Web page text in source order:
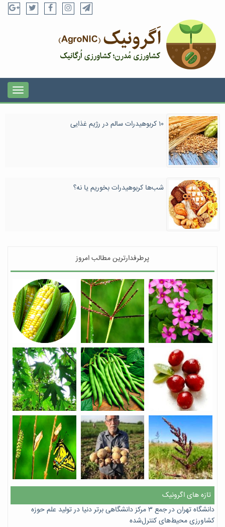
۱۰ کربوهیدرات‌ سالم در رژیم غذایی
شب‌ها کربوهیدرات بخوریم یا نه؟
پرطرفدارترین مطالب امروز
تازه های اگرونیک
دانشگاه تهران در جمع ۳ مرکز دانشگاهی برتر دنیا در تولید علم حوزه
کشاورزی محیط‌های کنترل‌شده